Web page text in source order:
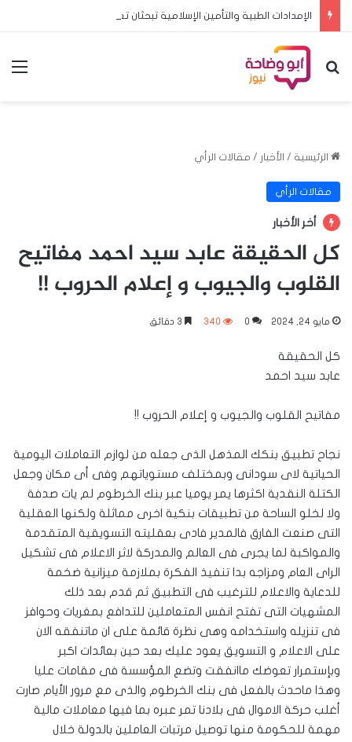
بحث عن
الرئيسية / الأخبار / مقالات الرأي
مقالات الرأي
أخر الأخبار
كل الحقيقة عابد سيد احمد مفاتيح
القلوب والجيوب و إعلام الحروب !!
مايو 24, 2024 0
340
كل الحقيقة
عابد سيد احمد
مفاتيح القلوب والجيوب و إعلام الحروب !!
نجاح تطبيق بنكك المذهل الذى جعله من لوازم التعاملات اليومية
الحياتية لاى سودانى وبمختلف مستوياتهم وفى أى مكان وجعل
الكتلة النقدية اكثرها يمر يوميا عبر بنك الخرطوم لم يات صدفة
ولا لخلو الساحة من تطبيقات بنكية اخرى مماثلة ولكنها العقلية
التى صنعت الفارق فالمدير فادى بعقليته التسويقية المتقدمة
والمواكبة لما يجرى فى العالم والمدركة لاثر الاعلام فى تشكيل
الراى العام ومزاجه بدا تنفيذ الفكرة بملازمة ميزانية ضخمة
للدعاية والاعلام للترغيب فى التطبيق ثم قدم بعد ذلك
المشهيات التى تفتح انفس المتعاملين للتدافع بمغريات وحوافز
فى تنزيله واستخدامه وهى نظرة قائمة على ان ماتنفقه الان
على الاعلام و التسويق يعود عليك بعد حين بعائدات اكبر
وبإستمرار تعوضك ماانفقت وتضع المؤسسة فى مقامات عليا
وهذا ماحدث بالفعل فى بنك الخرطوم والذى مع مرور الأيام صارت
أغلب حركة الاموال فى بلادنا تمر عبره بما فيها معاملات مالية
مهمة للحكومة منها توصيل مرتبات العاملين بالدولة خلال